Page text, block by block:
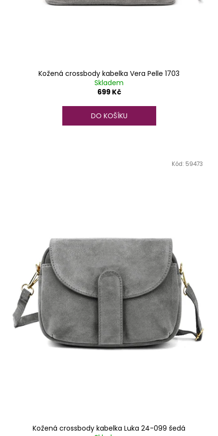
Kožená crossbody kabelka Vera Pelle 1703
Skladem
699 Kč
DO KOŠÍKU
Kožená crossbody kabelka Luka 24-099 šedá
Kód: 59473